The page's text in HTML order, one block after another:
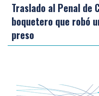
Traslado al Penal
boquetero que robó
preso